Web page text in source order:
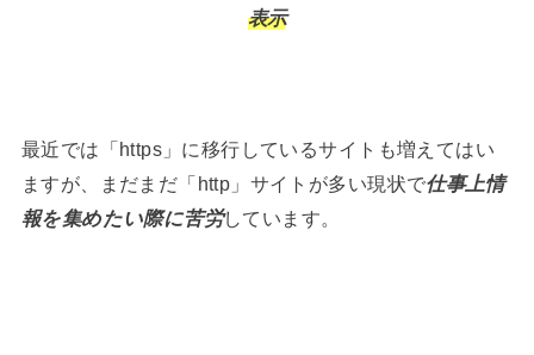
表示
最近では「https」に移行しているサイトも増えてはい
ますが、まだまだ「http」サイトが多い現状で仕事上情
報を集めたい際に苦労しています。